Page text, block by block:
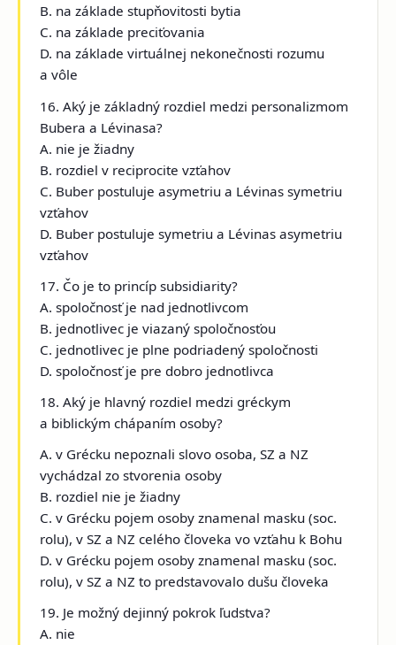
B. na základe stupňovitosti bytia
C. na základe preciťovania
D. na základe virtuálnej nekonečnosti rozumu
a vôle
16. Aký je základný rozdiel medzi personalizmom
Bubera a Lévinasa?
A. nie je žiadny
B. rozdiel v reciprocite vzťahov
C. Buber postuluje asymetriu a Lévinas symetriu
vzťahov
D. Buber postuluje symetriu a Lévinas asymetriu
vzťahov
17. Čo je to princíp subsidiarity?
A. spoločnosť je nad jednotlivcom
B. jednotlivec je viazaný spoločnosťou
C. jednotlivec je plne podriadený spoločnosti
D. spoločnosť je pre dobro jednotlivca
18. Aký je hlavný rozdiel medzi gréckym
a biblickým chápaním osoby?
A. v Grécku nepoznali slovo osoba, SZ a NZ
vychádzal zo stvorenia osoby
B. rozdiel nie je žiadny
C. v Grécku pojem osoby znamenal masku (soc.
rolu), v SZ a NZ celého človeka vo vzťahu k Bohu
D. v Grécku pojem osoby znamenal masku (soc.
rolu), v SZ a NZ to predstavovalo dušu človeka
19. Je možný dejinný pokrok ľudstva?
A. nie